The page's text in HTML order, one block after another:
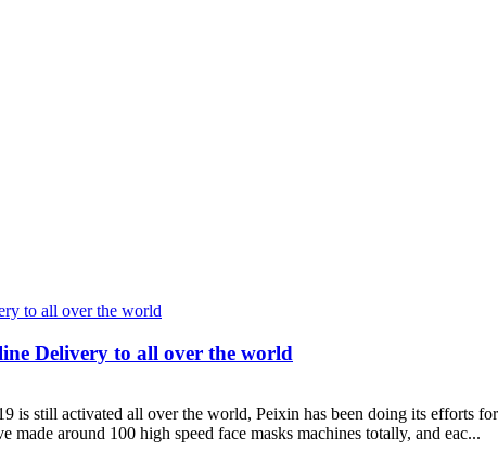
Delivery to all over the world
activated all over the world, Peixin has been doing its efforts
made around 100 high speed face masks machines totally, and eac...